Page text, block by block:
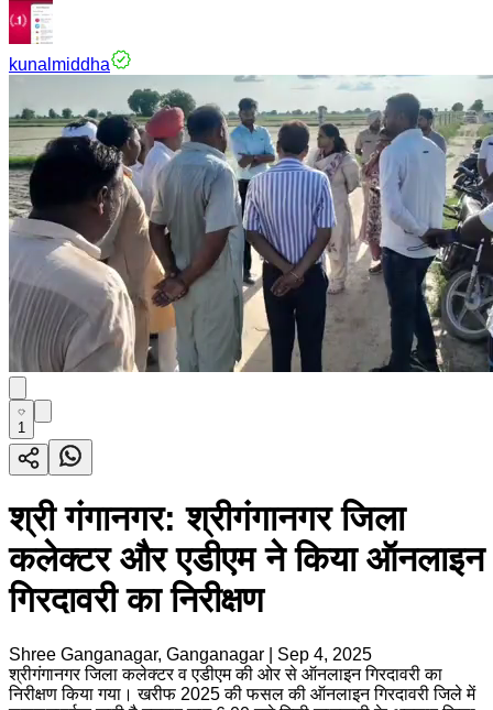
kunalmiddha
1
श्री गंगानगर: श्रीगंगानगर जिला
कलेक्टर और एडीएम ने किया ऑनलाइन
गिरदावरी का निरीक्षण
Shree Ganganagar, Ganganagar
Sep 4, 2025
श्रीगंगानगर जिला कलेक्टर व एडीएम की ओर से ऑनलाइन गिरदावरी का
निरीक्षण किया गया। खरीफ 2025 की फसल की ऑनलाइन गिरदावरी जिले में